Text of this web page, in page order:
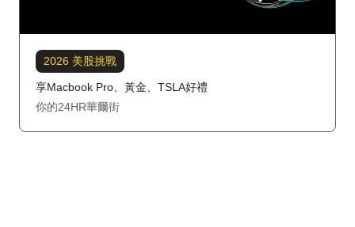
2026 美股挑戰
享Macbook Pro、黃金、TSLA好禮
你的24HR華爾街